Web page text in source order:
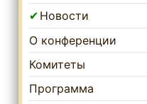
Новости
О конференции
Комитеты
Программа